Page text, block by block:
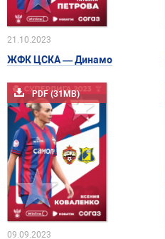
21.10.2023
ЖФК ЦСКА — Динамо
PDF (31MB)
09.09.2023